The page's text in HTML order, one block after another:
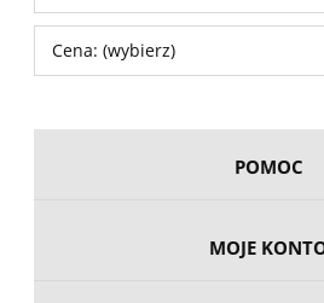
Cena: (wybierz)
POMOC
MOJE